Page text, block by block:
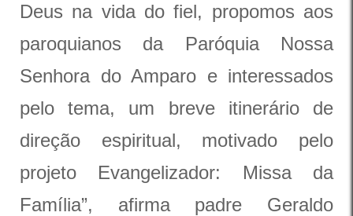
Deus na vida do fiel, propomos aos
paroquianos da Paróquia Nossa
Senhora do Amparo e interessados
pelo tema, um breve itinerário de
direção espiritual, motivado pelo
projeto Evangelizador: Missa da
Família”, afirma padre Geraldo